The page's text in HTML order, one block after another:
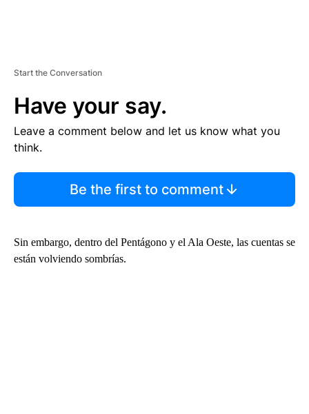
Start the Conversation
Have your say.
Leave a comment below and let us know what you
think.
Be the first to comment
Sin embargo, dentro del Pentágono y el Ala Oeste, las cuentas se
están volviendo sombrías.